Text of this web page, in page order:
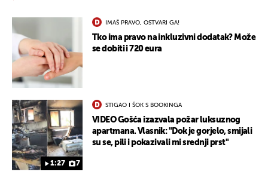
IMAŠ PRAVO, OSTVARI GA!
Tko ima pravo na inkluzivni dodatak? Može
se dobiti i 720 eura
1:27 7
STIGAO I ŠOK S BOOKINGA
VIDEO Gošća izazvala požar luksuznog
apartmana. Vlasnik: "Dok je gorjelo, smijali
su se, pili i pokazivali mi srednji prst"